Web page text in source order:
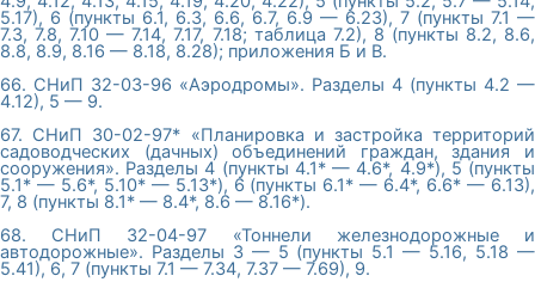
5.17), 6 (пункты 6.1, 6.3, 6.6, 6.7, 6.9 — 6.23), 7 (пункты 7.1 —
7.3, 7.8, 7.10 — 7.14, 7.17, 7.18; таблица 7.2), 8 (пункты 8.2, 8.6,
8.8, 8.9, 8.16 — 8.18, 8.28); приложения Б и В.
66. СНиП 32-03-96 «Аэродромы». Разделы 4 (пункты 4.2 —
4.12), 5 — 9.
67. СНиП 30-02-97* «Планировка и застройка территорий
садоводческих (дачных) объединений граждан, здания и
сооружения». Разделы 4 (пункты 4.1* — 4.6*, 4.9*), 5 (пункты
5.1* — 5.6*, 5.10* — 5.13*), 6 (пункты 6.1* — 6.4*, 6.6* — 6.13),
7, 8 (пункты 8.1* — 8.4*, 8.6 — 8.16*).
68. СНиП 32-04-97 «Тоннели железнодорожные и
автодорожные». Разделы 3 — 5 (пункты 5.1 — 5.16, 5.18 —
5.41), 6, 7 (пункты 7.1 — 7.34, 7.37 — 7.69), 9.